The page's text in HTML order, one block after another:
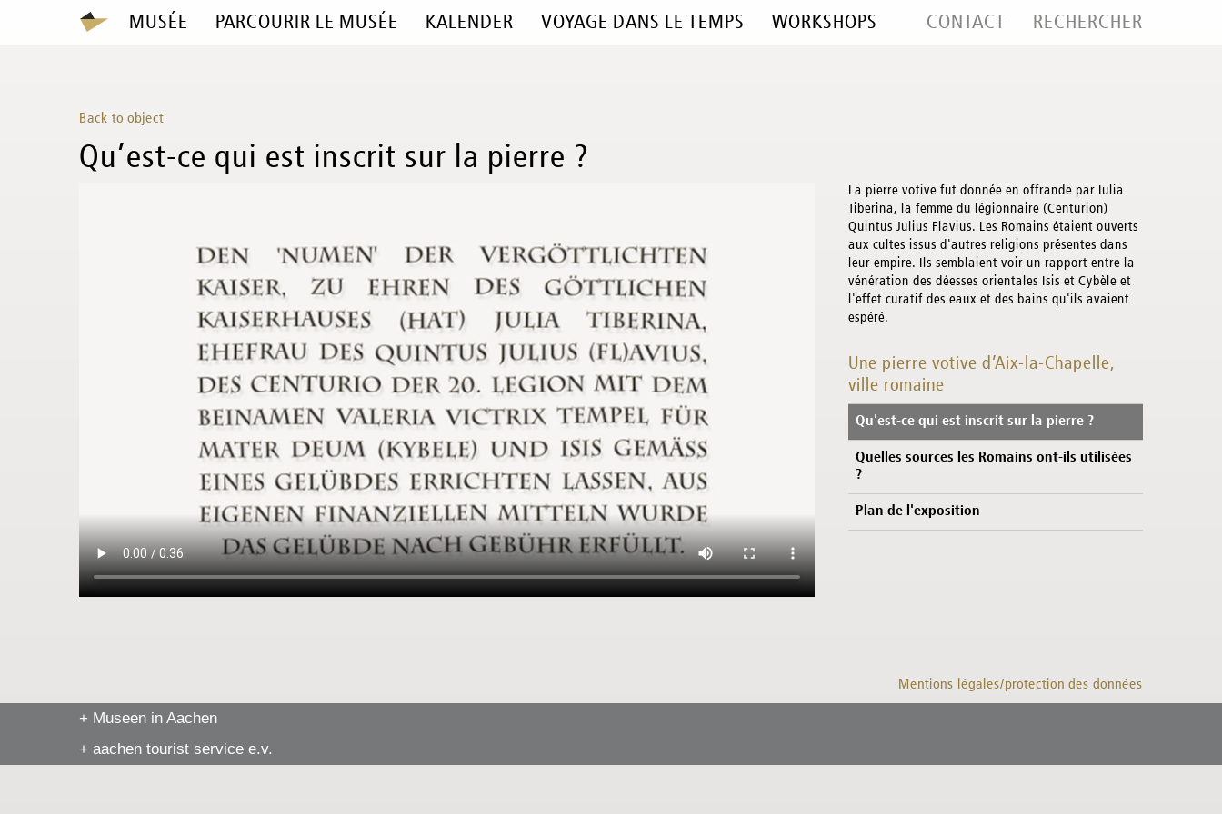
MUSÉE PARCOURIR LE MUSÉE KALENDER VOYAGE DANS LE TEMPS WORKSHOPS CONTACT RECHERCHER
Back to object
Qu’est-ce qui est inscrit sur la pierre ?
La pierre votive fut donnée en offrande par Iulia
Tiberina, la femme du légionnaire (Centurion)
Quintus Julius Flavius. Les Romains étaient ouverts
aux cultes issus d'autres religions présentes dans
leur empire. Ils semblaient voir un rapport entre la
vénération des déesses orientales Isis et Cybèle et
l'effet curatif des eaux et des bains qu'ils avaient
espéré.
Une pierre votive d’Aix-la-Chapelle,
ville romaine
Qu'est-ce qui est inscrit sur la pierre ?
Quelles sources les Romains ont-ils utilisées
?
Plan de l'exposition
Mentions légales/protection des données
+ Museen in Aachen
+ aachen tourist service e.v.